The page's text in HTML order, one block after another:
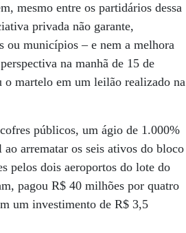
mesmo entre os partidários dessa
privada não garante,
ou municípios – e nem a melhora
na manhã de 15 de
o martelo em um leilão realizado na
públicos, um ágio de 1.000%
arrematar os seis ativos do bloco
pelos dois aeroportos do lote do
pagou R$ 40 milhões por quatro
um investimento de R$ 3,5